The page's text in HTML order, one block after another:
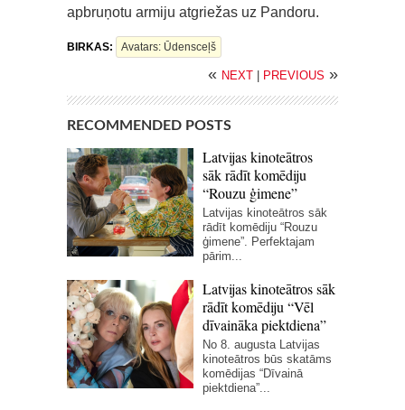
apbruņotu armiju atgriežas uz Pandoru.
BIRKAS: Avatars: Ūdensceļš
« NEXT PREVIOUS »
RECOMMENDED POSTS
Latvijas kinoteātros
sāk rādīt komēdiju
“Rouzu ģimene”
Latvijas kinoteātros sāk
rādīt komēdiju “Rouzu
ģimene”. Perfektajam
pārim...
Latvijas kinoteātros sāk
rādīt komēdiju “Vēl
dīvaināka piektdiena”
No 8. augusta Latvijas
kinoteātros būs skatāms
komēdijas “Dīvainā
piektdiena”...